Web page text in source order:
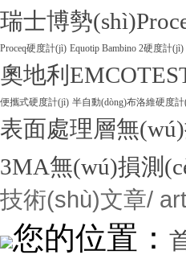
瑞士博勢
Proceq硬度計(jì) Equotip Bambino 2硬度計(jì)
奧地利
便攜式硬度計(jì) 半自動(dòng)布洛維硬度
表面處理層無
3MA無(wú)損測
技術(shù)文章/
您的位置：